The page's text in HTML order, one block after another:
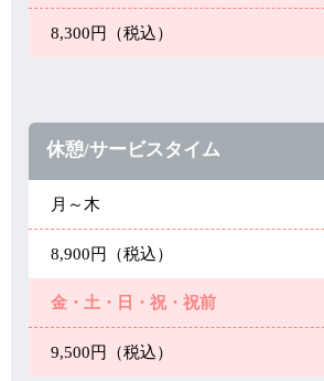
8,300円（税込）
休憩/サービスタイム
月～木
8,900円（税込）
金・土・日・祝・祝前
9,500円（税込）